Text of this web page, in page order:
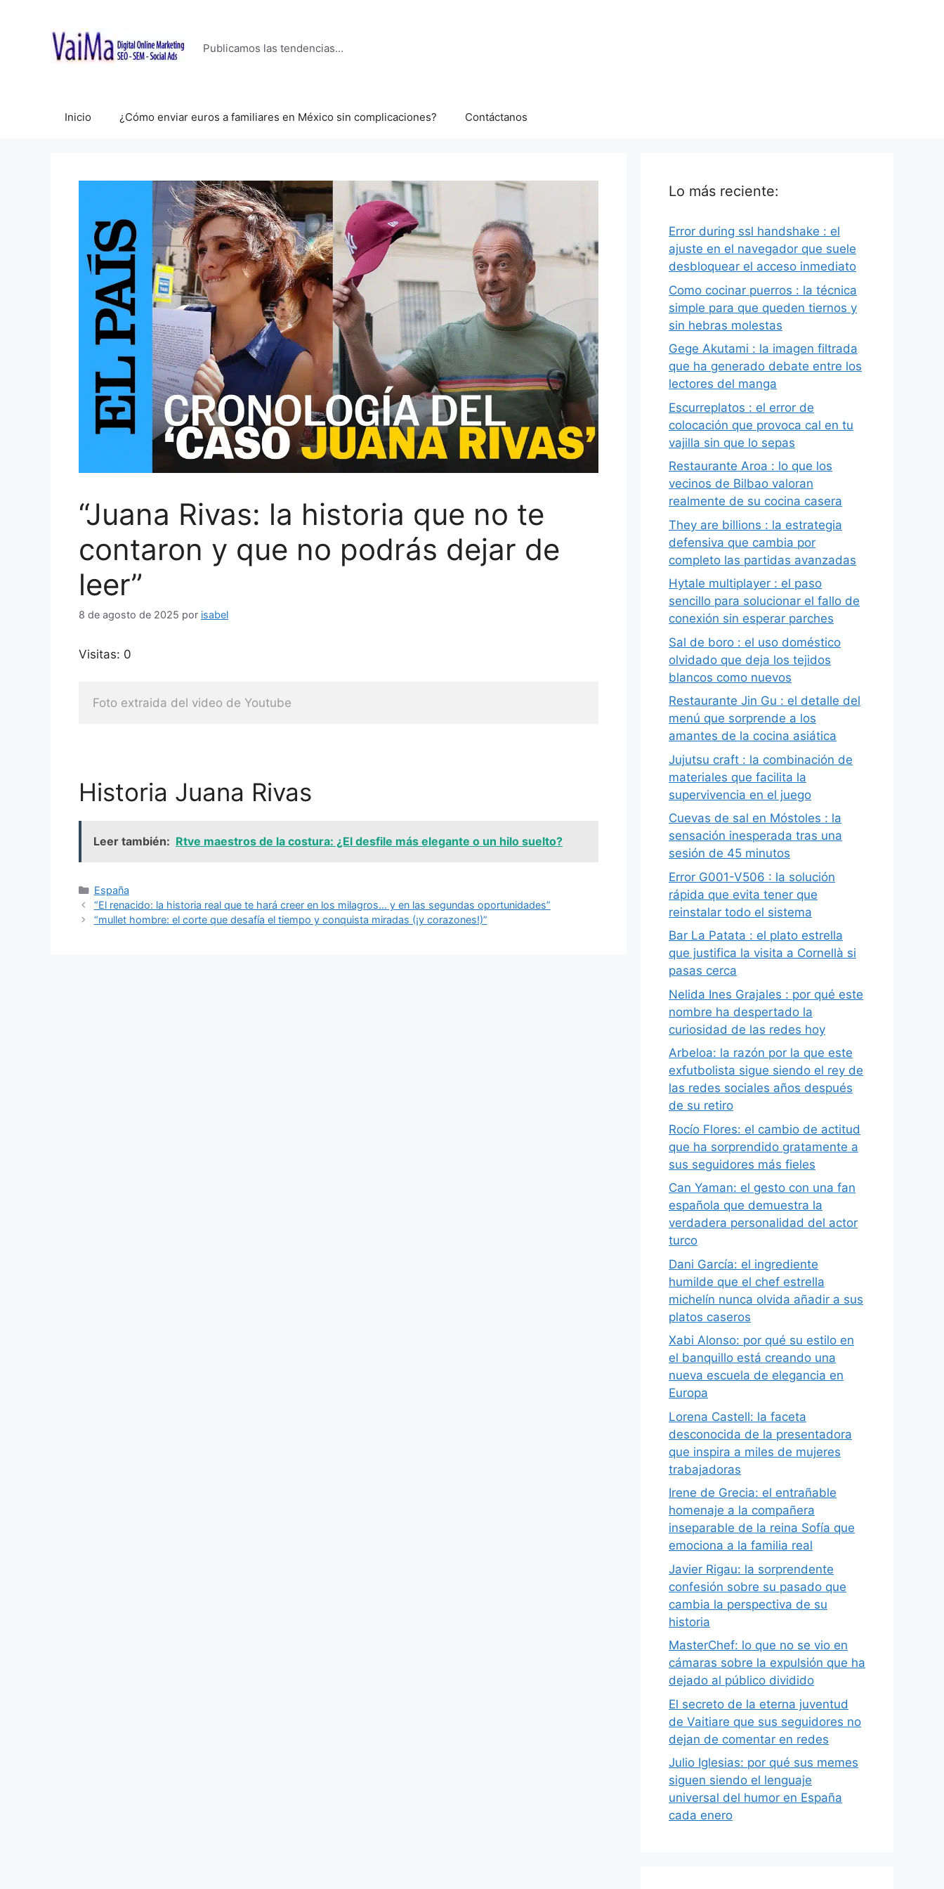
contenido
Publicamos las tendencias…
Inicio ¿Cómo enviar euros a familiares en México sin complicaciones? Contáctanos
“Juana Rivas: la historia que no te
contaron y que no podrás dejar de
leer”
8 de agosto de 2025 por isabel
Visitas: 0
Foto extraida del video de Youtube
Historia Juana Rivas
Leer también: Rtve maestros de la costura: ¿El desfile más elegante o un hilo suelto?
Categorías
España
“El renacido: la historia real que te hará creer en los milagros… y en las segundas oportunidades”
“mullet hombre: el corte que desafía el tiempo y conquista miradas (¡y corazones!)”
Lo más reciente:
Error during ssl handshake : el
ajuste en el navegador que suele
desbloquear el acceso inmediato
Como cocinar puerros : la técnica
simple para que queden tiernos y
sin hebras molestas
Gege Akutami : la imagen filtrada
que ha generado debate entre los
lectores del manga
Escurreplatos : el error de
colocación que provoca cal en tu
vajilla sin que lo sepas
Restaurante Aroa : lo que los
vecinos de Bilbao valoran
realmente de su cocina casera
They are billions : la estrategia
defensiva que cambia por
completo las partidas avanzadas
Hytale multiplayer : el paso
sencillo para solucionar el fallo de
conexión sin esperar parches
Sal de boro : el uso doméstico
olvidado que deja los tejidos
blancos como nuevos
Restaurante Jin Gu : el detalle del
menú que sorprende a los
amantes de la cocina asiática
Jujutsu craft : la combinación de
materiales que facilita la
supervivencia en el juego
Cuevas de sal en Móstoles : la
sensación inesperada tras una
sesión de 45 minutos
Error G001-V506 : la solución
rápida que evita tener que
reinstalar todo el sistema
Bar La Patata : el plato estrella
que justifica la visita a Cornellà si
pasas cerca
Nelida Ines Grajales : por qué este
nombre ha despertado la
curiosidad de las redes hoy
Arbeloa: la razón por la que este
exfutbolista sigue siendo el rey de
las redes sociales años después
de su retiro
Rocío Flores: el cambio de actitud
que ha sorprendido gratamente a
sus seguidores más fieles
Can Yaman: el gesto con una fan
española que demuestra la
verdadera personalidad del actor
turco
Dani García: el ingrediente
humilde que el chef estrella
michelín nunca olvida añadir a sus
platos caseros
Xabi Alonso: por qué su estilo en
el banquillo está creando una
nueva escuela de elegancia en
Europa
Lorena Castell: la faceta
desconocida de la presentadora
que inspira a miles de mujeres
trabajadoras
Irene de Grecia: el entrañable
homenaje a la compañera
inseparable de la reina Sofía que
emociona a la familia real
Javier Rigau: la sorprendente
confesión sobre su pasado que
cambia la perspectiva de su
historia
MasterChef: lo que no se vio en
cámaras sobre la expulsión que ha
dejado al público dividido
El secreto de la eterna juventud
de Vaitiare que sus seguidores no
dejan de comentar en redes
Julio Iglesias: por qué sus memes
siguen siendo el lenguaje
universal del humor en España
cada enero